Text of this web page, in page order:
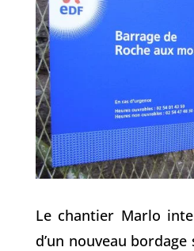
Le chantier Marlo
d’un nouveau